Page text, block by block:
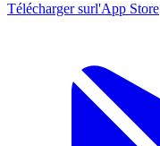
Télécharger surl'App Store